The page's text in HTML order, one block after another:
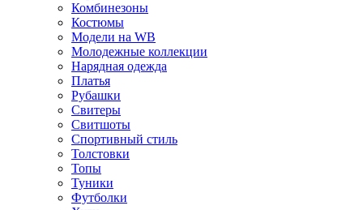
Комбинезоны
Костюмы
Модели на WB
Молодежные коллекции
Нарядная одежда
Платья
Рубашки
Свитеры
Свитшоты
Спортивный стиль
Толстовки
Топы
Туники
Футболки